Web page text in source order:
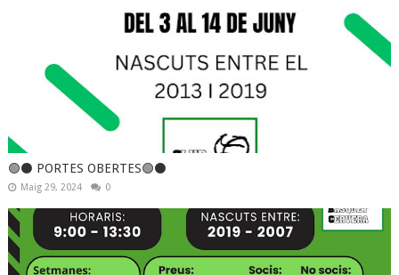
🟢⚫️ PORTES OBERTES🟢⚫️
Maig 29, 2024 0